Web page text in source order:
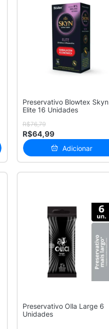
Preservativo Blowtex Skyn
Elite 16 Unidades
R$76,79
R$64,99
Adicionar
Preservativo Olla Large 6
Unidades